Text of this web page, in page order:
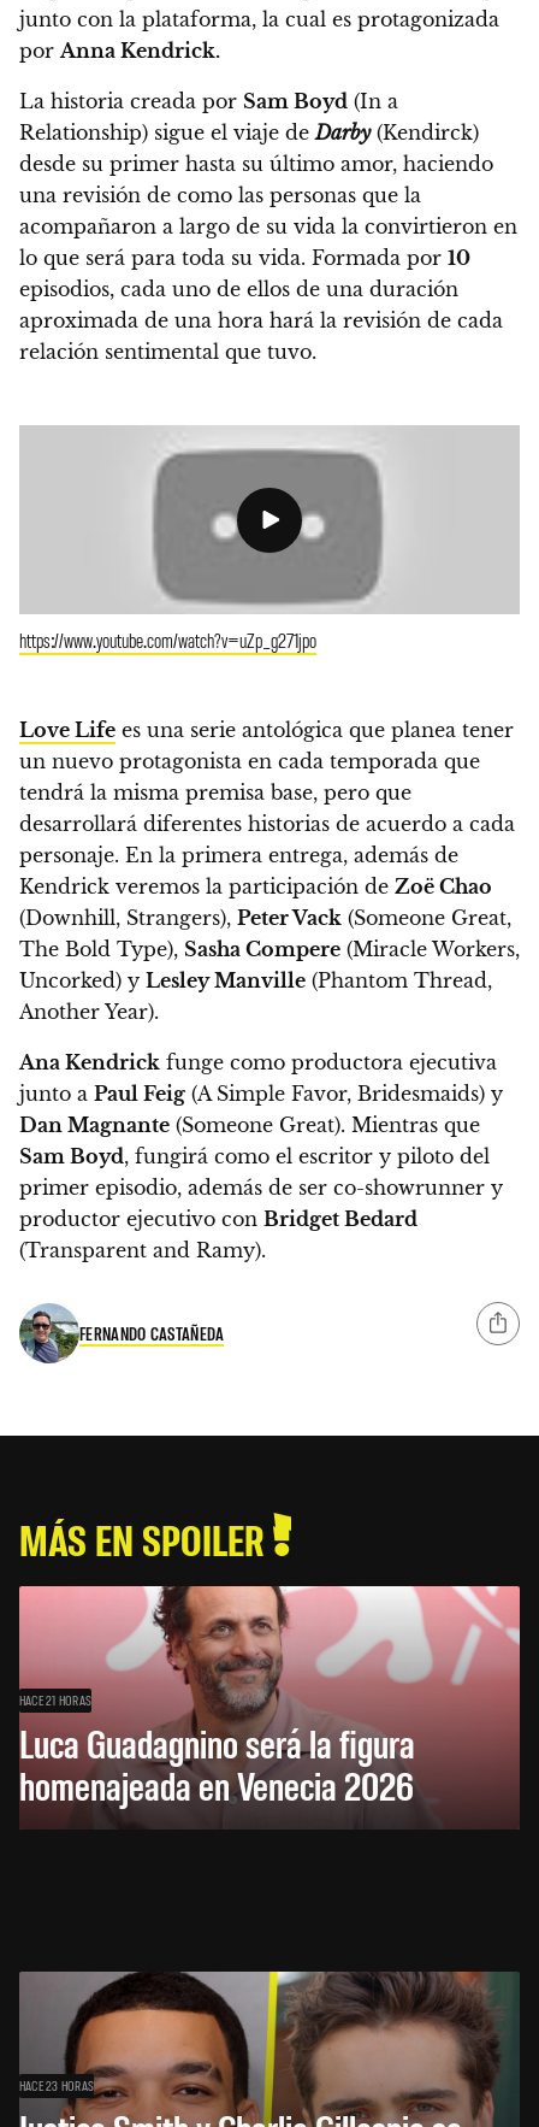
junto con la plataforma, la cual es protagonizada
porAnna Kendrick.
La historia creada por Sam Boyd (In a
Relationship) sigue el viaje deDarby(Kendirck)
desde su primer hasta su último amor, haciendo
una revisión de como las personas que la
acompañaron a largo de su vida la convirtieron en
lo que será para toda su vida. Formada por 10
episodios, cada uno de ellos de una duración
aproximada de una hora hará la revisión de cada
relación sentimental que tuvo.
https://www.youtube.com/watch?v=uZp_g271jpo
Love Life es una serie antológica que planea tener
un nuevo protagonista en cada temporada que
tendrá la misma premisa base, pero que
desarrollará diferentes historias de acuerdo a cada
personaje. En la primera entrega, además de
Kendrick veremos la participación de Zoë Chao
(Downhill, Strangers), Peter Vack (Someone Great,
The Bold Type), Sasha Compere (Miracle Workers,
Uncorked) y Lesley Manville (Phantom Thread,
Another Year).
Ana Kendrick funge como productora ejecutiva
junto a Paul Feig (A Simple Favor, Bridesmaids) y
Dan Magnante (Someone Great). Mientras que
Sam Boyd, fungirá como el escritor y piloto del
primer episodio, además de ser co-showrunner y
productor ejecutivo con Bridget Bedard
(Transparent and Ramy).
FERNANDO CASTAÑEDA
MÁS EN SPOILER
HACE 21 HORAS
Luca Guadagnino será la figura
homenajeada en Venecia 2026
HACE 23 HORAS